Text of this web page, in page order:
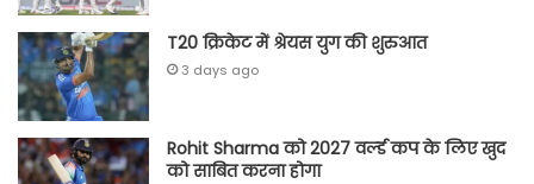
T20 क्रिकेट में श्रेयस युग की शुरुआत
3 days ago
Rohit Sharma को 2027 वर्ल्‍ड कप के लिए खुद
को साबित करना होगा